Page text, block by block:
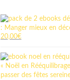
: Manger mieux en
20,00€
« Noël en
passer des fêtes